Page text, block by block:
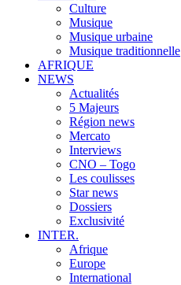
Culture
Musique
Musique urbaine
Musique traditionnelle
AFRIQUE
NEWS
Actualités
5 Majeurs
Région news
Mercato
Interviews
CNO – Togo
Les coulisses
Star news
Dossiers
Exclusivité
INTER.
Afrique
Europe
International